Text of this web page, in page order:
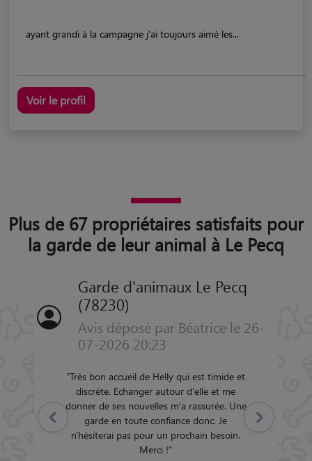
ayant grandi à la campagne j'ai toujours aimé les...
Voir le profil
Plus de 67 propriétaires satisfaits pour
la garde de leur animal à Le Pecq
Garde d'animaux Le Pecq
(78230)
Avis déposé par Béatrice le 26-
07-2026 20:23
"Très bon accueil de Helly qui est timide et
discrète. Echanger autour d'elle et me
donner de ses nouvelles m'a rassurée. Une
garde en toute confiance donc. Je
n'hésiterai pas pour un prochain besoin.
Merci !"
Précédent Suivant